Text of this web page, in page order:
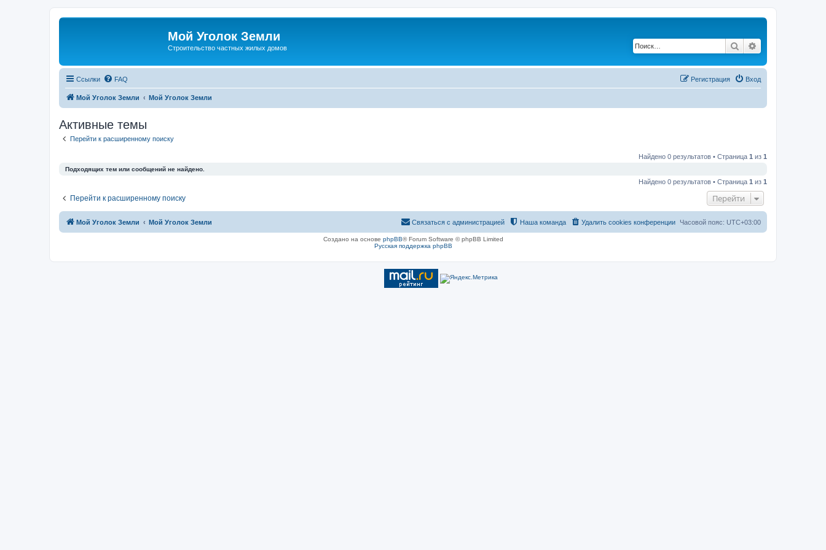
Мой Уголок Земли
Cтроительство частных жилых домов Поиск
Ссылки FAQ Вход
Регистрация
Мой Уголок Земли Мой Уголок Земли
Активные темы
Перейти к расширенному поиску
Найдено 0 результатов • Страница 1 из 1
Подходящих тем или сообщений не найдено.
Найдено 0 результатов • Страница 1 из 1
Перейти к расширенному поиску Перейти
Мой Уголок Земли Мой Уголок Земли Часовой пояс: UTC+03:00
Удалить cookies конференции
Наша команда
Связаться с администрацией
Создано на основе phpBB® Forum Software © phpBB Limited
Русская поддержка phpBB